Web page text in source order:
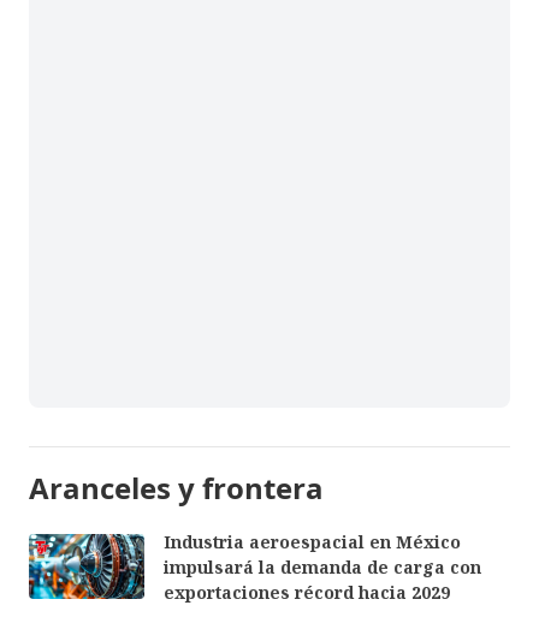
Aranceles y frontera
Industria aeroespacial en México
impulsará la demanda de carga con
exportaciones récord hacia 2029